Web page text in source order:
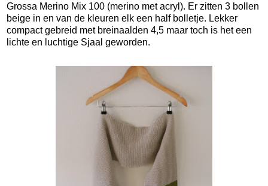
Grossa Merino Mix 100 (merino met acryl). Er zitten 3 bollen
beige in en van de kleuren elk een half bolletje. Lekker
compact gebreid met breinaalden 4,5 maar toch is het een
lichte en luchtige Sjaal geworden.